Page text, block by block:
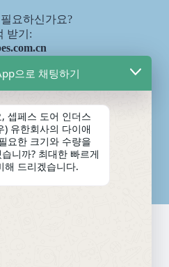
요하신가요?
받기:
당, 평생 서비스"라는 새
평생 책임제를 시행합니
재산보험회사에서 보험
인수합니다.
으로 채팅하기
셉페스 도어 인더스
) 유한회사의 다이애
요한 크기와 수량을
니까? 최대한 빠르게
해 드리겠습니다.